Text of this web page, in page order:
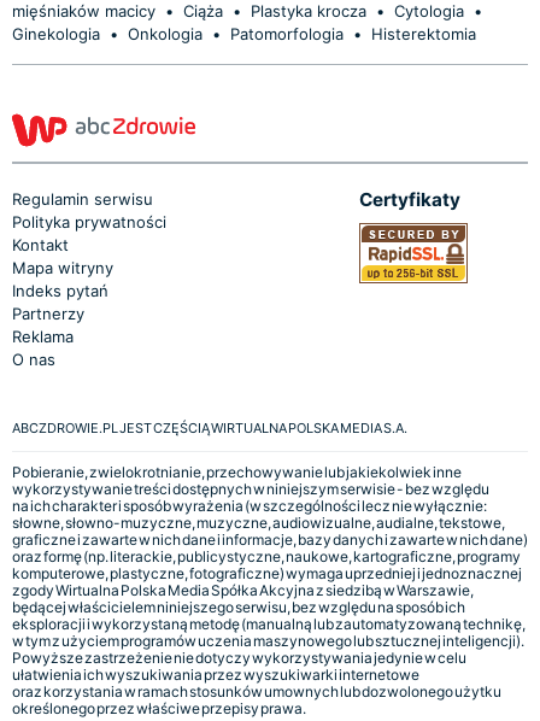
mięśniaków macicy • Ciąża • Plastyka krocza • Cytologia •
Ginekologia • Onkologia • Patomorfologia • Histerektomia
Regulamin serwisu
Polityka prywatności
Kontakt
Mapa witryny
Indeks pytań
Partnerzy
Reklama
O nas
Certyfikaty
ABCZDROWIE.PL JEST CZĘŚCIĄ WIRTUALNA POLSKA MEDIA S.A.
Pobieranie, zwielokrotnianie, przechowywanie lub jakiekolwiek inne
wykorzystywanie treści dostępnych w niniejszym serwisie - bez względu
na ich charakter i sposób wyrażenia (w szczególności lecz nie wyłącznie:
słowne, słowno-muzyczne, muzyczne, audiowizualne, audialne, tekstowe,
graficzne i zawarte w nich dane i informacje, bazy danych i zawarte w nich dane)
oraz formę (np. literackie, publicystyczne, naukowe, kartograficzne, programy
komputerowe, plastyczne, fotograficzne) wymaga uprzedniej i jednoznacznej
zgody Wirtualna Polska Media Spółka Akcyjna z siedzibą w Warszawie,
będącej właścicielem niniejszego serwisu, bez względu na sposób ich
eksploracji i wykorzystaną metodę (manualną lub zautomatyzowaną technikę,
w tym z użyciem programów uczenia maszynowego lub sztucznej inteligencji).
Powyższe zastrzeżenie nie dotyczy wykorzystywania jedynie w celu
ułatwienia ich wyszukiwania przez wyszukiwarki internetowe
oraz korzystania w ramach stosunków umownych lub dozwolonego użytku
określonego przez właściwe przepisy prawa.